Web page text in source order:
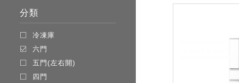
分類
冷凍庫
六門
五門(左右開)
四門